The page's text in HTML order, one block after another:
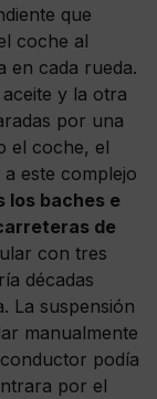
que
coche al
en cada rueda.
y la otra
por una
el coche, el
este complejo
los baches e
de
con tres
décadas
La suspensión
manualmente
podía
por el